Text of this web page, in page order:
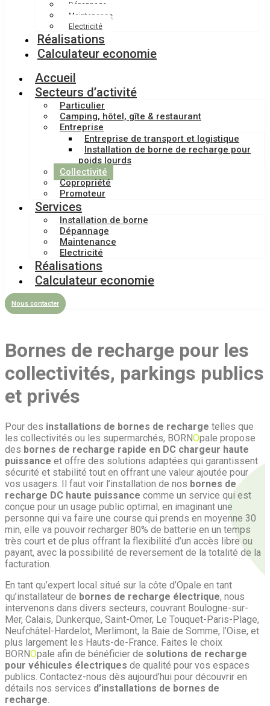
Dépannage
Maintenance
Electricité
Réalisations
Calculateur economie
Accueil
Secteurs d’activité
Particulier
Camping, hôtel, gîte & restaurant
Entreprise
Entreprise de transport et logistique
Installation de borne de recharge pour
poids lourds
Collectivité
Copropriété
Promoteur
Services
Installation de borne
Dépannage
Maintenance
Electricité
Réalisations
Calculateur economie
Nous contacter
Bornes de recharge pour les
collectivités, parkings publics
et privés
Pour des installations de bornes de recharge telles que
les collectivités ou les supermarchés, BORNOpale propose
des bornes de recharge rapide en DC chargeur haute
puissance et offre des solutions adaptées qui garantissent
sécurité et stabilité tout en offrant une valeur ajoutée pour
vos usagers. Il faut voir l’installation de nos bornes de
recharge DC haute puissance comme un service qui est
conçue pour un usage public optimal, en imaginant une
personne qui va faire une course qui prends en moyenne 30
min, elle va pouvoir recharger 80% de batterie en un temps
très court et de plus offrant la flexibilité d’un accès libre ou
payant, avec la possibilité de reversement de la totalité de la
facturation.
En tant qu’expert local situé sur la côte d’Opale en tant
qu’installateur de bornes de recharge électrique, nous
intervenons dans divers secteurs, couvrant Boulogne-sur-
Mer, Calais, Dunkerque, Saint-Omer, Le Touquet-Paris-Plage,
Neufchâtel-Hardelot, Merlimont, la Baie de Somme, l’Oise, et
plus largement les Hauts-de-France. Faites le choix
BORNOpale afin de bénéficier de solutions de recharge
pour véhicules électriques de qualité pour vos espaces
publics. Contactez-nous dès aujourd’hui pour découvrir en
détails nos services d’installations de bornes de
recharge.